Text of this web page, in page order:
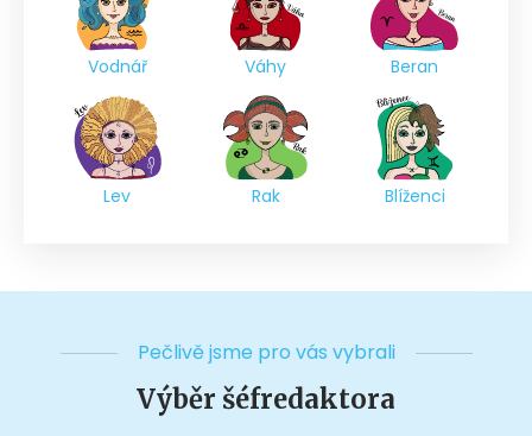
Vodnář Váhy Beran
Lev Rak Blíženci
Pečlivě jsme pro vás vybrali
Výběr šéfredaktora